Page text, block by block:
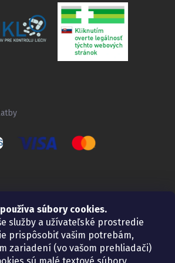
súbory cookies.
služby a užívateľské prostredie
prispôsobiť vašim potrebám,
zariadení (vo vašom prehliadači)
h.
h.
h.